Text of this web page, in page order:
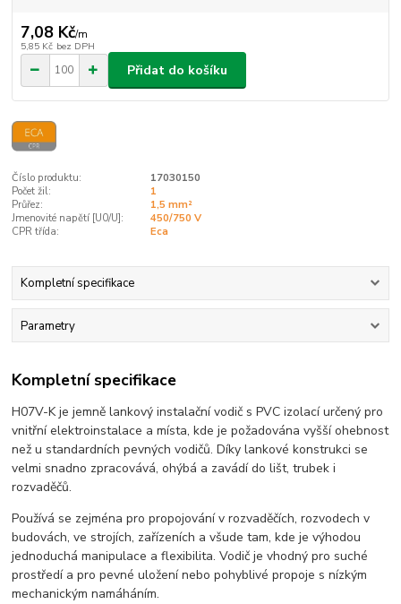
7,08 Kč/m
5,85 Kč bez DPH
Přidat do košíku
Číslo produktu:
17030150
Počet žil:
1
Průřez:
1,5 mm²
Jmenovité napětí [U0/U]:
450/750 V
CPR třída:
Eca
Kompletní specifikace
Parametry
Kompletní specifikace
H07V-K je jemně lankový instalační vodič s PVC izolací určený pro
vnitřní elektroinstalace a místa, kde je požadována vyšší ohebnost
než u standardních pevných vodičů. Díky lankové konstrukci se
velmi snadno zpracovává, ohýbá a zavádí do lišt, trubek i
rozvaděčů.
Používá se zejména pro propojování v rozvaděčích, rozvodech v
budovách, ve strojích, zařízeních a všude tam, kde je výhodou
jednoduchá manipulace a flexibilita. Vodič je vhodný pro suché
prostředí a pro pevné uložení nebo pohyblivé propoje s nízkým
mechanickým namáháním.